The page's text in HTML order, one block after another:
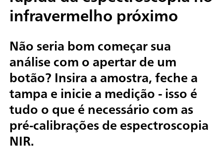
infravermelho próximo
Não seria bom começar sua
análise com o apertar de um
botão? Insira a amostra, feche a
tampa e inicie a medição - isso é
tudo o que é necessário com as
pré-calibrações de espectroscopia
NIR.